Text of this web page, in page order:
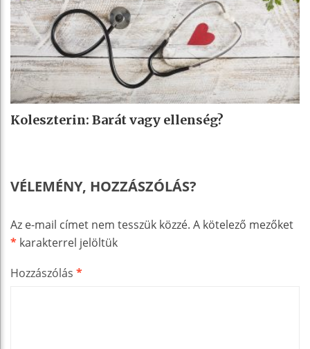
Koleszterin: Barát vagy ellenség?
VÉLEMÉNY, HOZZÁSZÓLÁS?
Az e-mail címet nem tesszük közzé. A kötelező mezőket
* karakterrel jelöltük
Hozzászólás *